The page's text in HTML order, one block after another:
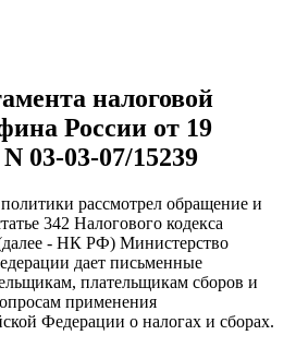
налоговой
России от 19
03-03-07/15239
рассмотрел обращение и
342 Налогового кодекса
- НК РФ) Министерство
дает письменные
плательщикам сборов и
применения
Федерации о налогах и сборах.